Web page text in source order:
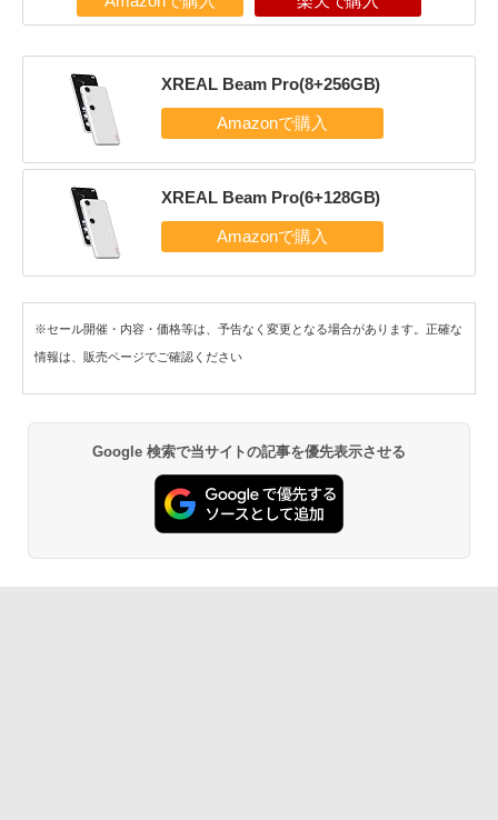
XREAL Beam Pro(8+256GB)
XREAL Beam Pro(6+128GB)
※セール開催・内容・価格等は、予告なく変更となる場合があります。正確な
情報は、販売ページでご確認ください
Google 検索で当サイトの記事を優先表示させる